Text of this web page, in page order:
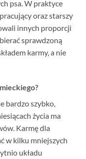
psa. W praktyce
oraz starszy
innych proporcji
sprawdzoną
karmy, a nie
bardzo szybko,
życia ma
Karmę dla
w kilku mniejszych
układu